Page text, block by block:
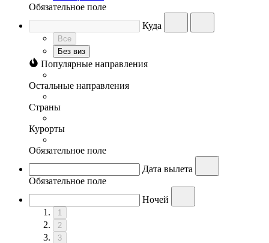
Обязательное поле
Куда
Все
Без виз
Популярные направления
Остальные направления
Страны
Курорты
Обязательное поле
Дата вылета
Обязательное поле
Ночей
1
2
3